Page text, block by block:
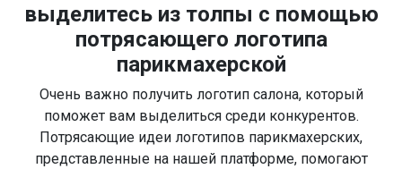
выделитесь из толпы с помощью
потрясающего логотипа
парикмахерской
Очень важно получить логотип салона, который
поможет вам выделиться среди конкурентов.
Потрясающие идеи логотипов парикмахерских,
представленные на нашей платформе, помогают